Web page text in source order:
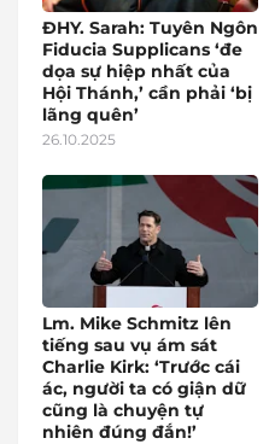
ĐHY. Sarah: Tuyên Ngôn
Fiducia Supplicans ‘đe
dọa sự hiệp nhất của
Hội Thánh,’ cần phải ‘bị
lãng quên’
26.10.2025
Lm. Mike Schmitz lên
tiếng sau vụ ám sát
Charlie Kirk: ‘Trước cái
ác, người ta có giận dữ
cũng là chuyện tự
nhiên đúng đắn!’